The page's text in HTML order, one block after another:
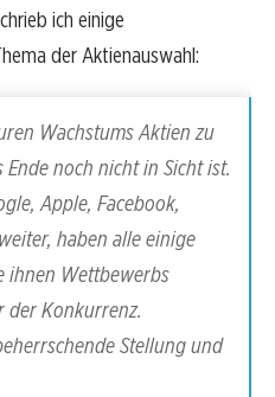
ich einige
der Aktienauswahl:
Wachstums Aktien zu
noch nicht in Sicht ist.
Apple, Facebook,
haben alle einige
ihnen Wettbewerbs
der Konkurrenz.
Stellung und